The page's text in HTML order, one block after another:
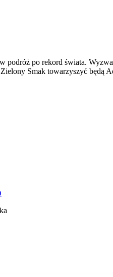
podróż po rekord świata.
Smak towarzyszyć będą